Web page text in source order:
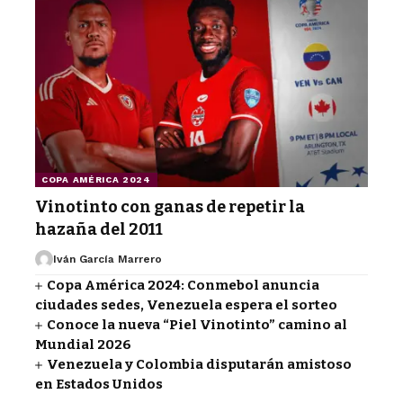
COPA AMÉRICA 2024
Vinotinto con ganas de repetir la
hazaña del 2011
Iván García Marrero
Copa América 2024: Conmebol anuncia
ciudades sedes, Venezuela espera el sorteo
Conoce la nueva “Piel Vinotinto” camino al
Mundial 2026
Venezuela y Colombia disputarán amistoso
en Estados Unidos